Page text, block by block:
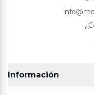
Información
FRUTERÍAS